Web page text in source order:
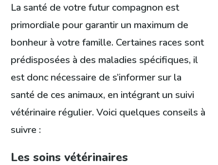
La santé de votre futur compagnon est
primordiale pour garantir un maximum de
bonheur à votre famille. Certaines races sont
prédisposées à des maladies spécifiques, il
est donc nécessaire de s’informer sur la
santé de ces animaux, en intégrant un suivi
vétérinaire régulier. Voici quelques conseils à
suivre :
Les soins vétérinaires